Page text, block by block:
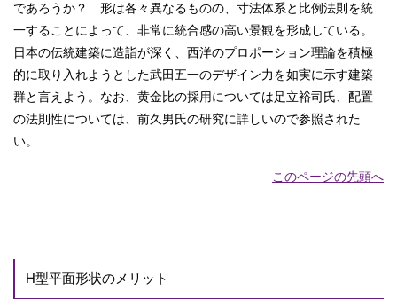
であろうか？ 形は各々異なるものの、寸法体系と比例法則を統
一することによって、非常に統合感の高い景観を形成している。
日本の伝統建築に造詣が深く、西洋のプロポーション理論を積極
的に取り入れようとした武田五一のデザイン力を如実に示す建築
群と言えよう。なお、黄金比の採用については足立裕司氏、配置
の法則性については、前久男氏の研究に詳しいので参照された
い。
このページの先頭へ
H型平面形状のメリット